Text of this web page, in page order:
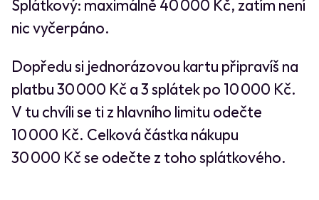
Splátkový: maximálně 40 000 Kč, zatím není
nic vyčerpáno.
Dopředu si jednorázovou kartu připravíš na
platbu 30 000 Kč a 3 splátek po 10 000 Kč.
V tu chvíli se ti z hlavního limitu odečte
10 000 Kč. Celková částka nákupu
30 000 Kč se odečte z toho splátkového.